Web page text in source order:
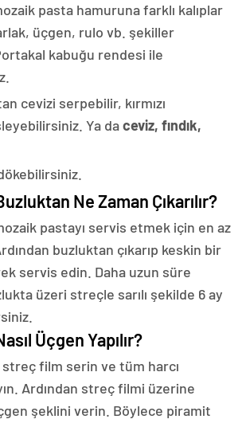
pasta hamuruna farklı kalıplar
üçgen, rulo vb. şekiller
kabuğu rendesi ile
cevizi serpebilir, kırmızı
Ya daceviz, fındık,
Ne Zaman Çıkarılır?
pastayı servis etmek için en az
buzluktan çıkarıp keskin bir
servis edin. Daha uzun süre
üzeri streçle sarılı şekilde 6 ay
Üçgen Yapılır?
streç film serin ve tüm harcı
Ardından streç filmi üzerine
şeklini verin. Böylece piramit